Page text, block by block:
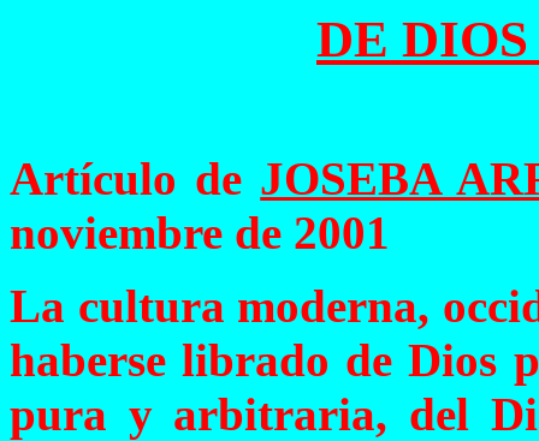
DE
Artículo de JOSEBA
noviembre de 2001
La cultura moderna,
haberse librado de Dios
pura y arbitraria, del